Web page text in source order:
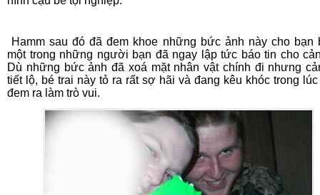
Hamm sau đó đã đem khoe những bức ảnh này cho bạn
một trong những người bạn đã ngay lập tức báo tin cho
Dù những bức ảnh đã xoá mặt nhân vật chính đi nhưng
tiết lộ, bé trai này tỏ ra rất sợ hãi và đang kêu khóc trong
đem ra làm trò vui.